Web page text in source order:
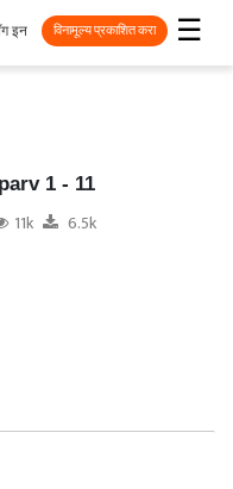
☰
इन विनामूल्य प्रकाशित करा
1 - 11
11k 6.5k